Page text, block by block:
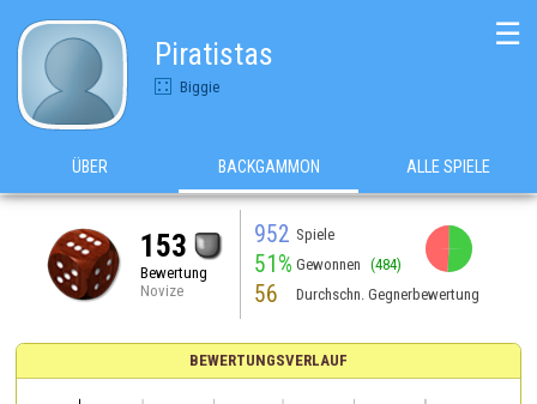
Piratistas
Biggie
☰
ÜBER BACKGAMMON ALLE SPIELE
153
Bewertung
Novize
952 Spiele
51% Gewonnen (484)
56 Durchschn. Gegnerbewertung
BEWERTUNGSVERLAUF